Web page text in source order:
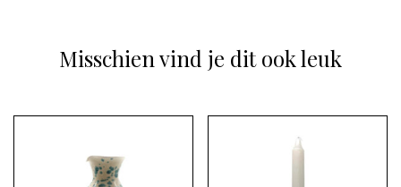
Misschien vind je dit ook leuk